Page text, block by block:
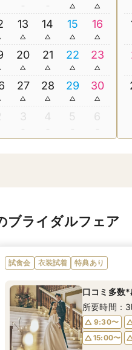
13 14 15 16
20 21 22 23
27 28 29 30
3 4 5 6
ブライダルフェア
試食会 衣装試着 特典あり
口コミ多数
所要時間：
9:30〜
15:00〜